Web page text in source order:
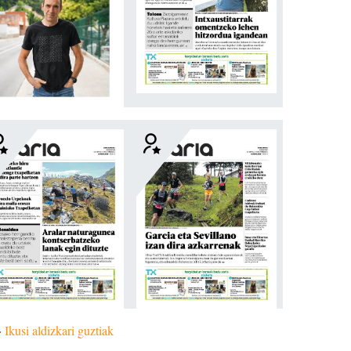
Ikusi aldizkari guztiak